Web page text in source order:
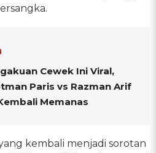
Cewek Ini Viral,
Paris vs Razman Arif
Memanas
kembali menjadi sorotan